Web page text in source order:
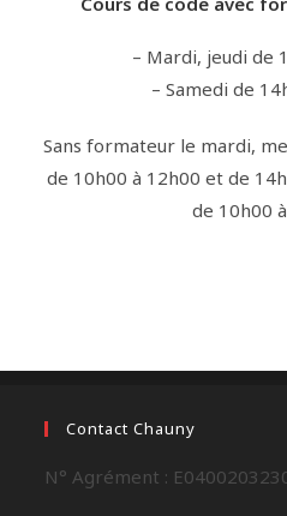
– Mardi, jeudi de
– Samedi de
Sans formateur le mardi,
de 10h00 à 12h00 et de
de 10h00
Contact Chauny
N° Agrément :